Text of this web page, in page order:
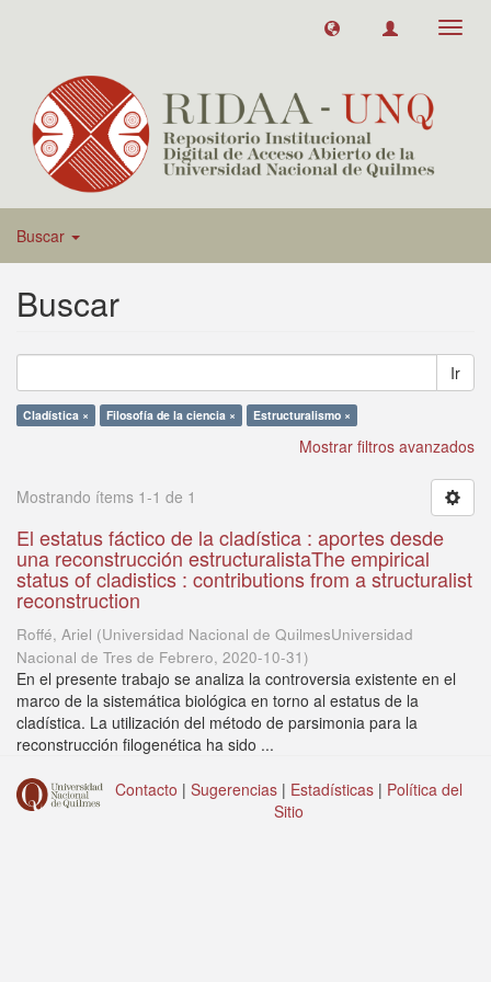
Buscar
Buscar
Ir
Cladística × Filosofía de la ciencia × Estructuralismo ×
Mostrar filtros avanzados
Mostrando ítems 1-1 de 1
El estatus fáctico de la cladística : aportes desde
una reconstrucción estructuralistaThe empirical
status of cladistics : contributions from a structuralist
reconstruction
Roffé, Ariel (Universidad Nacional de QuilmesUniversidad
Nacional de Tres de Febrero, 2020-10-31)
En el presente trabajo se analiza la controversia existente en el
marco de la sistemática biológica en torno al estatus de la
cladística. La utilización del método de parsimonia para la
reconstrucción filogenética ha sido ...
Contacto | Sugerencias | Estadísticas | Política del
Sitio